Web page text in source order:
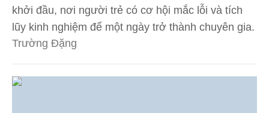
khởi đầu, nơi người trẻ có cơ hội mắc lỗi và tích
lũy kinh nghiệm để một ngày trở thành chuyên gia.
Trường Đặng